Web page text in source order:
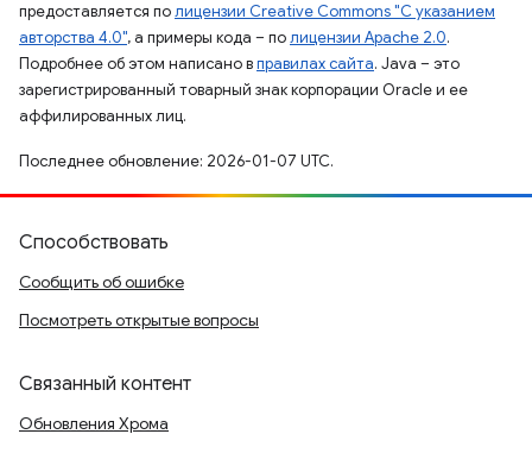
предоставляется полицензии Creative Commons "С указанием
авторства 4.0", а примеры кода – полицензии Apache 2.0.
Подробнее об этом написано вправилах сайта. Java – это
зарегистрированный товарный знак корпорации Oracle и ее
аффилированных лиц.
Последнее обновление: 2026-01-07 UTC.
Способствовать
Сообщить об ошибке
Посмотреть открытые вопросы
Связанный контент
Обновления Хрома